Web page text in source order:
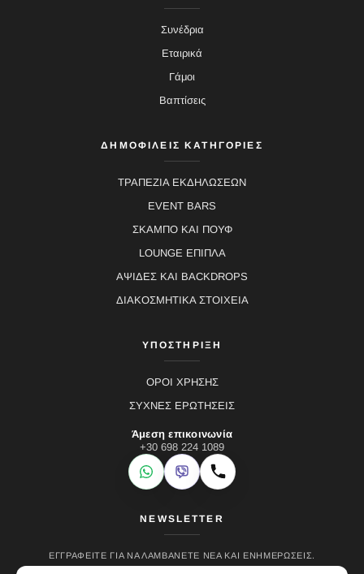
Συνέδρια
Εταιρικά
Γάμοι
Βαπτίσεις
ΔΗΜΟΦΙΛΕΙΣ ΚΑΤΗΓΟΡΙΕΣ
ΤΡΑΠΕΖΙΑ ΕΚΔΗΛΩΣΕΩΝ
EVENT BARS
ΣΚΑΜΠΟ ΚΑΙ ΠΟΥΦ
LOUNGE ΕΠΙΠΛΑ
ΑΨΙΔΕΣ ΚΑΙ BACKDROPS
ΔΙΑΚΟΣΜΗΤΙΚΑ ΣΤΟΙΧΕΙΑ
ΥΠΟΣΤΗΡΙΞΗ
ΟΡΟΙ ΧΡΗΣΗΣ
ΣΥΧΝΕΣ ΕΡΩΤΗΣΕΙΣ
Άμεση επικοινωνία
+30 698 224 1089
WhatsApp
Viber Κλήση
NEWSLETTER
ΕΓΓΡΑΦΕΊΤΕ ΓΙΑ ΝΑ ΛΑΜΒΆΝΕΤΕ ΝΈΑ ΚΑΙ ΕΝΗΜΕΡΏΣΕΙΣ.